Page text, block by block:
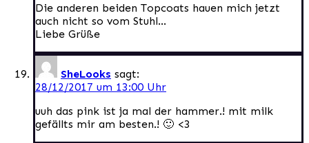
Die anderen beiden Topcoats hauen mich jetzt
auch nicht so vom Stuhl…
Liebe Grüße
SheLooks sagt:
28/12/2017 um 13:00 Uhr
uuh das pink ist ja mal der hammer.! mit milk
gefällts mir am besten.! 🙂 <3